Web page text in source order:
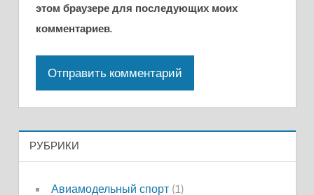
этом браузере для последующих моих
комментариев.
РУБРИКИ
Авиамодельный спорт(1)